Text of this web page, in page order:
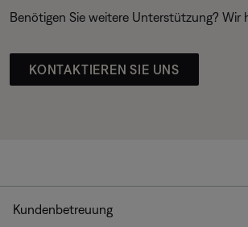
Benötigen Sie weitere Unterstützung? Wir
KONTAKTIEREN SIE UNS
Kundenbetreuung